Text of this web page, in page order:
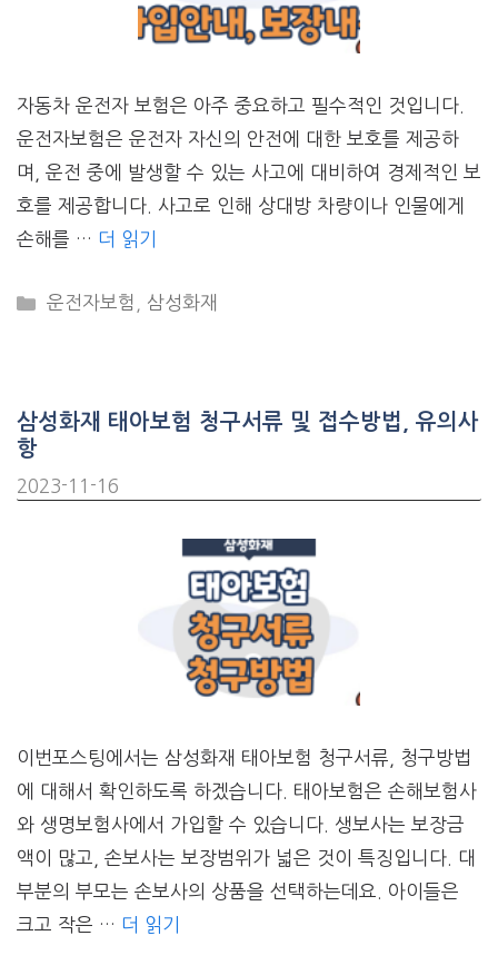
자동차 운전자 보험은 아주 중요하고 필수적인 것입니다.
운전자보험은 운전자 자신의 안전에 대한 보호를 제공하
며, 운전 중에 발생할 수 있는 사고에 대비하여 경제적인 보
호를 제공합니다. 사고로 인해 상대방 차량이나 인물에게
손해를 … 더 읽기
CATEGORIES
운전자보험 삼성화재
삼성화재 태아보험 청구서류 및 접수방법, 유의사
항
2023-11-16
이번포스팅에서는 삼성화재 태아보험 청구서류, 청구방법
에 대해서 확인하도록 하겠습니다. 태아보험은 손해보험사
와 생명보험사에서 가입할 수 있습니다. 생보사는 보장금
액이 많고, 손보사는 보장범위가 넓은 것이 특징입니다. 대
부분의 부모는 손보사의 상품을 선택하는데요. 아이들은
크고 작은 … 더 읽기